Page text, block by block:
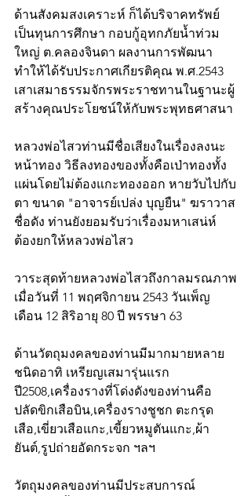
ด้านสังคมสงเคราะห์ ก็ได้บริจาคทรัพย์
เป็นทุนการศึกษา กอบกู้อุทกภัยน้ำท่วม
ใหญ่ ต.คลองจินดา ผลงานการพัฒนา
ทำให้ได้รับประกาศเกียรติคุณ พ.ศ.2543
เสาเสมาธรรมจักรพระราชทานในฐานะผู้
สร้างคุณประโยชน์ให้กับพระพุทธศาสนา
หลวงพ่อไสวท่านมีชื่อเสียงในเรื่องลงนะ
หน้าทอง วิธีลงทองของทั้งคือเป่าทองทั้ง
แผ่นโดยไม่ต้องแกะทองออก หายวับไปกับ
ตา ขนาด "อาจารย์เปล่ง บุญยืน" ฆราวาส
ชื่อดัง ท่านยังยอมรับว่าเรื่องมหาเสน่ห์
ต้องยกให้หลวงพ่อไสว
วาระสุดท้ายหลวงพ่อไสวถึงกาลมรณภาพ
เมื่อวันที่ 11 พฤศจิกายน 2543 วันเพ็ญ
เดือน 12 สิริอายุ 80 ปี พรรษา 63
ด้านวัตถุมงคลของท่านมีมากมายหลาย
ชนิดอาทิ เหรียญเสมารุ่นแรก
ปี2508,เครื่องรางที่โด่งดังของท่านคือ
ปลัดขิกเสือบิน,เครื่องรางชูชก ตะกรุด
เสือ,เขี่ยวเสือแกะ,เขี้ยวหมูตันแกะ,ผ้า
ยันต์,รูปถ่ายอัดกระจก ฯลฯ
วัตถุมงคลของท่านมีประสบการณ์